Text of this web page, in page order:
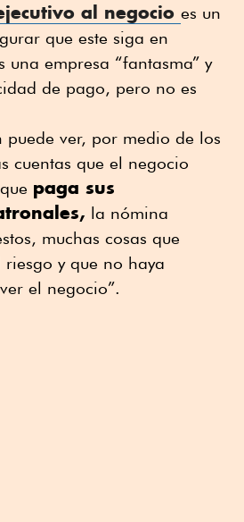
al negocio es un
que este siga en
una empresa “fantasma” y
de pago, pero no es
puede ver, por medio de los
cuentas que el negocio
paga sus
la nómina
muchas cosas que
y que no haya
el negocio”.